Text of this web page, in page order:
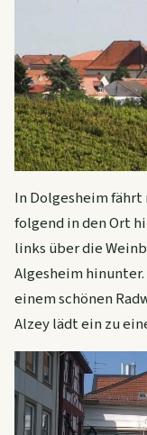
In Dolgesheim
folgend in den Ort
links über die
Algesheim
einem schönen
Alzey lädt ein zu